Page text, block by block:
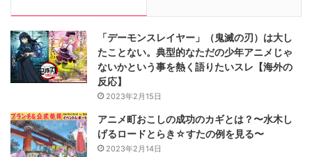
「デーモンスレイヤー」（鬼滅の刃）は大し
たことない。典型的なただの少年アニメじゃ
ないかという事を熱く語りたいスレ【海外の
反応】
2023年2月15日
アニメ町おこしの成功のカギとは？〜水木し
げるロードとらき☆すたの例を見る〜
2023年2月14日